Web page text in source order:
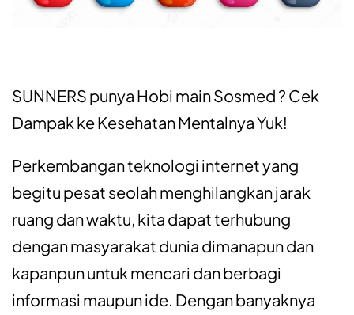
SUNNERS punya Hobi main Sosmed ? Cek
Dampak ke Kesehatan Mentalnya Yuk!
Perkembangan teknologi internet yang
begitu pesat seolah menghilangkan jarak
ruang dan waktu, kita dapat terhubung
dengan masyarakat dunia dimanapun dan
kapanpun untuk mencari dan berbagi
informasi maupun ide. Dengan banyaknya